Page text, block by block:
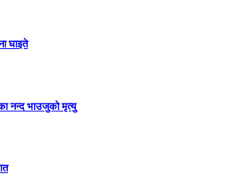
घाइते
नन्द भाउजुको मृत्यु